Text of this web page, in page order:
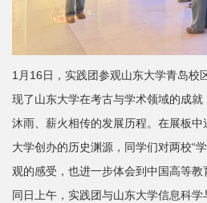
1月16日，实践团参观山东大学青岛校
现了山东大学在考古与学术领域的成
沐雨、薪火相传的发展历程。在展板
大学创办的历史渊源，同学们对两校“
观的感受，也进一步体会到中国高等教
同日上午，实践团与山东大学信息科